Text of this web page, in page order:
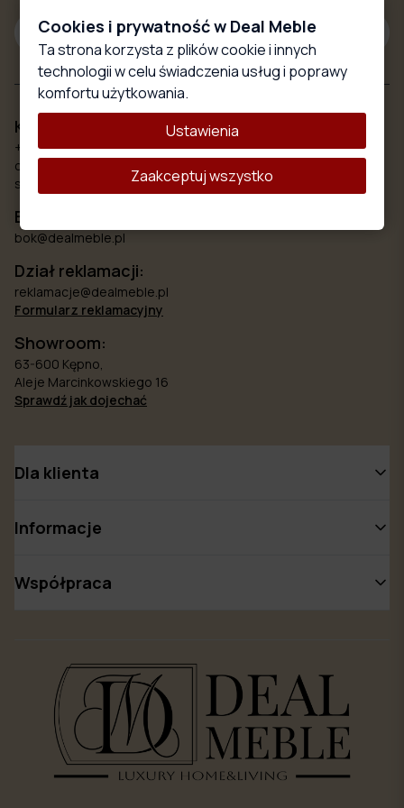
Subskrybuj
Kontakt
+48 579 777 748
od poniedziałku do piątku 8.00 - 18:00
sobota 10:00 - 15:00
Biuro obsługi klienta:
bok@dealmeble.pl
Dział reklamacji:
reklamacje@dealmeble.pl
Formularz reklamacyjny
Showroom:
63-600 Kępno,
Aleje Marcinkowskiego 16
Sprawdź jak dojechać
Dla klienta
Informacje
Współpraca
Cookies i prywatność w Deal Meble
Ta strona korzysta z plików cookie i innych
technologii w celu świadczenia usług i poprawy
komfortu użytkowania.
Ustawienia
Zaakceptuj wszystko